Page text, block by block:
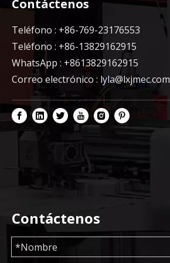
Contáctenos
Teléfono : +86-769-23176553
Teléfono : +86-13829162915
WhatsApp : +8613829162915
Correo electrónico : lyla@lxjmec.com
Contáctenos